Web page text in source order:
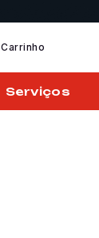
Carrinho
Serviços